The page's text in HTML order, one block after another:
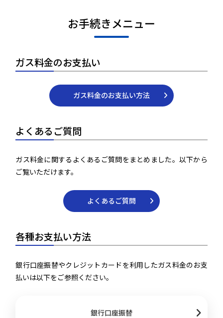
お手続きメニュー
ガス料金のお支払い
ガス料金のお支払い方法
よくあるご質問
ガス料金に関するよくあるご質問をまとめました。以下から
ご覧いただけます。
よくあるご質問
各種お支払い方法
銀行口座振替やクレジットカードを利用したガス料金のお支
払いは以下をご参照ください。
銀行口座振替